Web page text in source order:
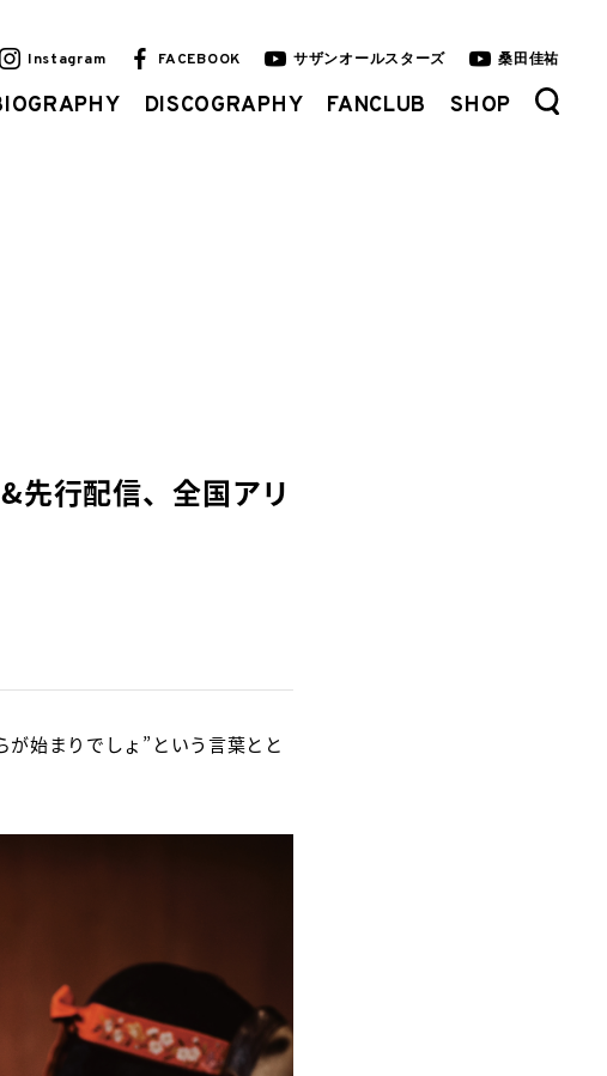
Instagram FACEBOOK サザンオールスターズ 桑田佳祐
DISCOGRAPHY FANCLUB SHOP
行配信、全国アリ
始まりでしょ”という言葉とと